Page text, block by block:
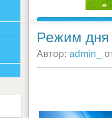
Режим дня
Автор: admin_